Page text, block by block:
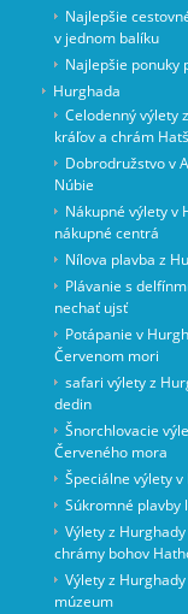
Najlepšie
v jednom balíku
Najlepšie ponuky
Hurghada
Celodenný výlety
kráľov a chrám
Dobrodružstvo v
Núbie
Nákupné výlety v
nákupné centrá
Nílova plavba z
Plávanie s
nechať ujsť
Potápanie v
Červenom mori
safari výlety z
dedin
Šnorchlovacie
Červeného mora
Špeciálne výlety
Súkromné ​​plavby
Výlety z
chrámy bohov
Výlety z
múzeum